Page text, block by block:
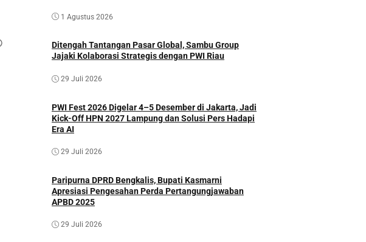
1 Agustus 2026
Ditengah Tantangan Pasar Global, Sambu Group
Jajaki Kolaborasi Strategis dengan PWI Riau
29 Juli 2026
PWI Fest 2026 Digelar 4–5 Desember di Jakarta, Jadi
Kick-Off HPN 2027 Lampung dan Solusi Pers Hadapi
Era AI
29 Juli 2026
Paripurna DPRD Bengkalis, Bupati Kasmarni
Apresiasi Pengesahan Perda Pertangungjawaban
APBD 2025
29 Juli 2026